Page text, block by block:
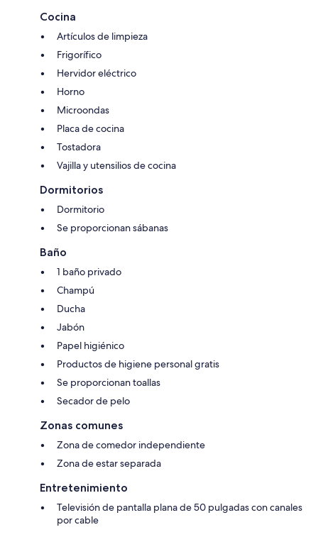
Cocina
Artículos de limpieza
Frigorífico
Hervidor eléctrico
Horno
Microondas
Placa de cocina
Tostadora
Vajilla y utensilios de cocina
Dormitorios
Dormitorio
Se proporcionan sábanas
Baño
1 baño privado
Champú
Ducha
Jabón
Papel higiénico
Productos de higiene personal gratis
Se proporcionan toallas
Secador de pelo
Zonas comunes
Zona de comedor independiente
Zona de estar separada
Entretenimiento
Televisión de pantalla plana de 50 pulgadas con canales
por cable